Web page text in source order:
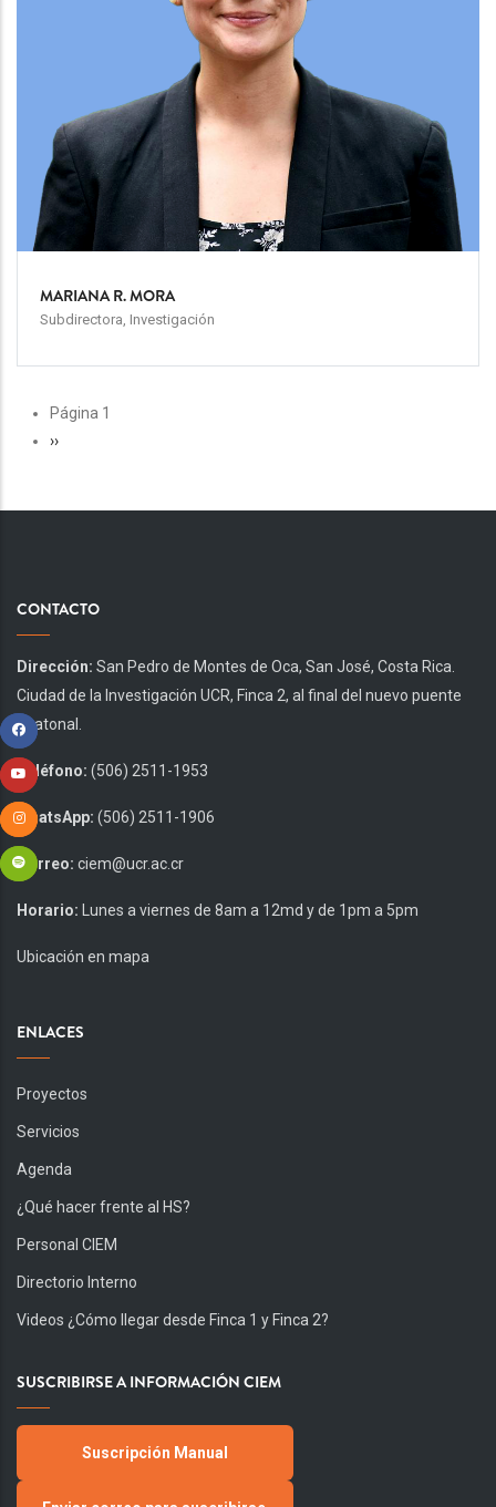
MARIANA R. MORA
Subdirectora, Investigación
PAGINACIÓN
Página 1
Siguiente
››
CONTACTO
Dirección: San Pedro de Montes de Oca, San José, Costa Rica.
Ciudad de la Investigación UCR, Finca 2, al final del nuevo puente
peatonal.
Teléfono: (506) 2511-1953
WhatsApp: (506) 2511-1906
Correo: ciem@ucr.ac.cr
Horario: Lunes a viernes de 8am a 12md y de 1pm a 5pm
Ubicación en mapa
ENLACES
Proyectos
Servicios
Agenda
¿Qué hacer frente al HS?
Personal CIEM
Directorio Interno
Videos ¿Cómo llegar desde Finca 1 y Finca 2?
SUSCRIBIRSE A INFORMACIÓN CIEM
Suscripción Manual